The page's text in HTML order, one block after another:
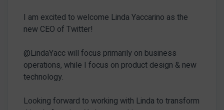
I am excited to welcome Linda Yaccarino as the
new CEO of Twitter!
@LindaYacc will focus primarily on business
operations, while I focus on product design & new
technology.
Looking forward to working with Linda to transform